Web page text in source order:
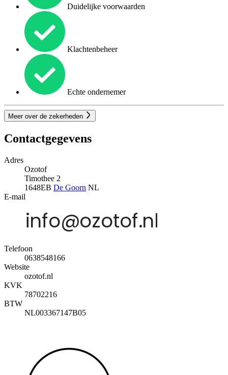
Duidelijke voorwaarden
Klachtenbeheer
Echte ondernemer
Meer over de zekerheden
Contactgegevens
Adres
Ozotof
Timothee 2
1648EB De Goorn NL
E-mail
Telefoon
0638548166
Website
ozotof.nl
KVK
78702216
BTW
NL003367147B05